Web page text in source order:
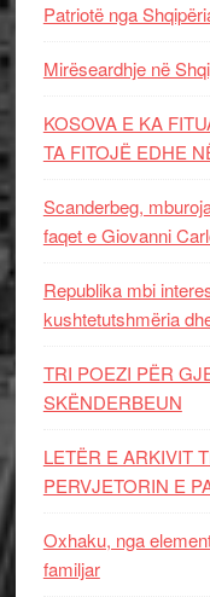
Patriotë nga
Mirëseardhje në
KOSOVA E KA
TA FITOJË EDHE
Scanderbeg,
faqet e Giovanni
Republika mbi
kushtetutshmëria
TRI POEZI PËR
SKËNDERBEUN
LETËR E ARKIVIT
PERVJETORIN E
Oxhaku, nga
familjar